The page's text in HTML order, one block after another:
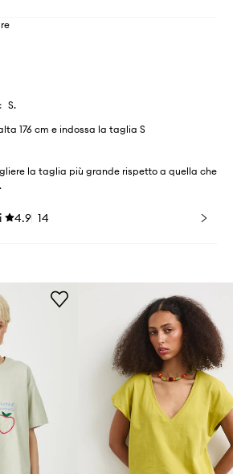
: S.
176 cm e indossa la taglia S
la taglia più grande rispetto a quella che
4.9 14